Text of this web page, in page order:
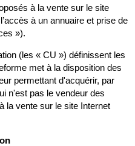
à la vente sur le site
à un annuaire et prise de
»).
(les « CU ») définissent les
met à la disposition des
permettant d'acquérir, par
n'est pas le vendeur des
la vente sur le site Internet